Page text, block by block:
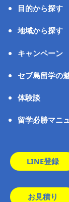
目的から探す
地域から探す
キャンペーン
セブ島留学の
体験談
留学必勝マニ
LINE登録
お見積り